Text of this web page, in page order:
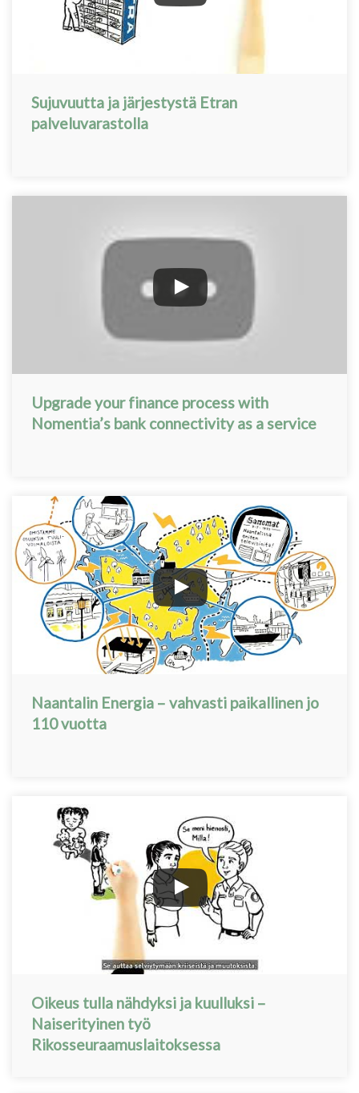
Sujuvuutta ja järjestystä Etran
palveluvarastolla
Upgrade your finance process with
Nomentia’s bank connectivity as a service
Naantalin Energia – vahvasti paikallinen jo
110 vuotta
Oikeus tulla nähdyksi ja kuulluksi –
Naiserityinen työ
Rikosseuraamuslaitoksessa